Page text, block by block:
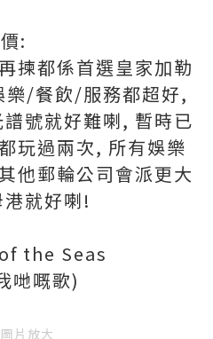
:
揀都係首選皇家加勒
樂/餐飲/服務都超好,
號就好難喇, 暫時已
玩過兩次, 所有娛樂
他郵輪公司會派更大
就好喇!
the Seas
哋嘅歌)
片放大